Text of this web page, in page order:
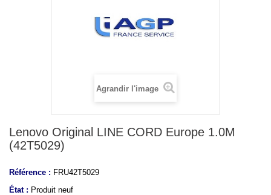
Agrandir l'image
Lenovo Original LINE CORD Europe 1.0M
(42T5029)
Référence : FRU42T5029
État : Produit neuf